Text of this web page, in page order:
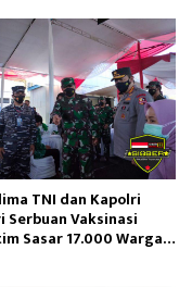
TNI dan Kapolri
Serbuan Vaksinasi
Sasar 17.000 Warga